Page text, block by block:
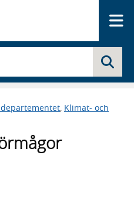
, Klimat- och